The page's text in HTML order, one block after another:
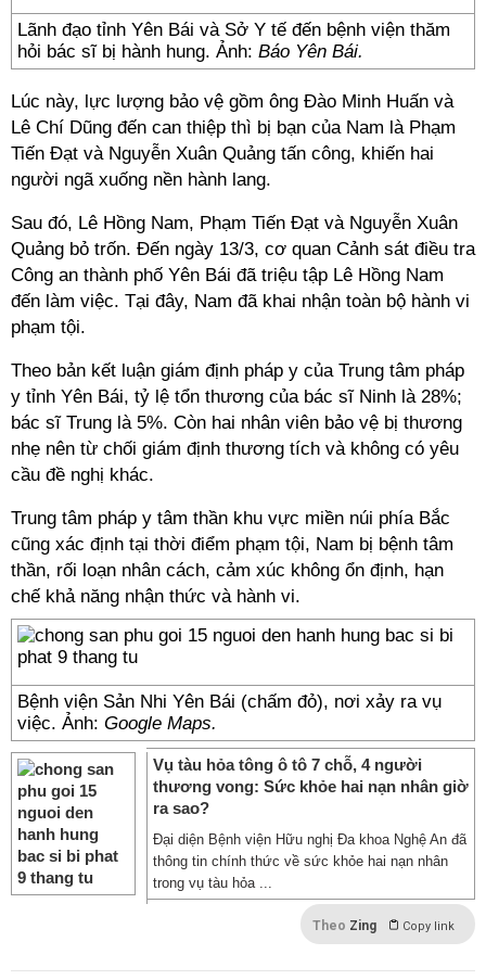
Lãnh đạo tỉnh Yên Bái và Sở Y tế đến bệnh viện thăm
hỏi bác sĩ bị hành hung. Ảnh: Báo Yên Bái.
Lúc này, lực lượng bảo vệ gồm ông Đào Minh Huấn và
Lê Chí Dũng đến can thiệp thì bị bạn của Nam là Phạm
Tiến Đạt và Nguyễn Xuân Quảng tấn công, khiến hai
người ngã xuống nền hành lang.
Sau đó, Lê Hồng Nam, Phạm Tiến Đạt và Nguyễn Xuân
Quảng bỏ trốn. Đến ngày 13/3, cơ quan Cảnh sát điều tra
Công an thành phố Yên Bái đã triệu tập Lê Hồng Nam
đến làm việc. Tại đây, Nam đã khai nhận toàn bộ hành vi
phạm tội.
Theo bản kết luận giám định pháp y của Trung tâm pháp
y tỉnh Yên Bái, tỷ lệ tổn thương của bác sĩ Ninh là 28%;
bác sĩ Trung là 5%. Còn hai nhân viên bảo vệ bị thương
nhẹ nên từ chối giám định thương tích và không có yêu
cầu đề nghị khác.
Trung tâm pháp y tâm thần khu vực miền núi phía Bắc
cũng xác định tại thời điểm phạm tội, Nam bị bệnh tâm
thần, rối loạn nhân cách, cảm xúc không ổn định, hạn
chế khả năng nhận thức và hành vi.
Bệnh viện Sản Nhi Yên Bái (chấm đỏ), nơi xảy ra vụ
việc. Ảnh: Google Maps.
Vụ tàu hỏa tông ô tô 7 chỗ, 4 người
thương vong: Sức khỏe hai nạn nhân giờ
ra sao?
Đại diện Bệnh viện Hữu nghị Đa khoa Nghệ An đã
thông tin chính thức về sức khỏe hai nạn nhân
trong vụ tàu hỏa ...
Theo Zing Copy link